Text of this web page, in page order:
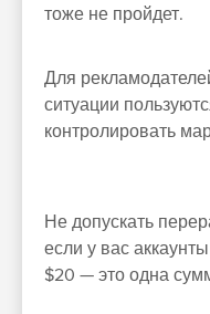
тоже не пройдет.
Для
ситуации
контролировать
Не допускать
если у вас
$20 — это одна